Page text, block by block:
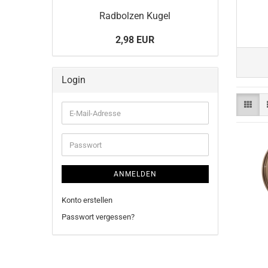
Rad­bol­zen Kugel
2,98 EUR
Login
E-
Mail-
Adresse
Passwort
ANMELDEN
Konto erstellen
Passwort vergessen?